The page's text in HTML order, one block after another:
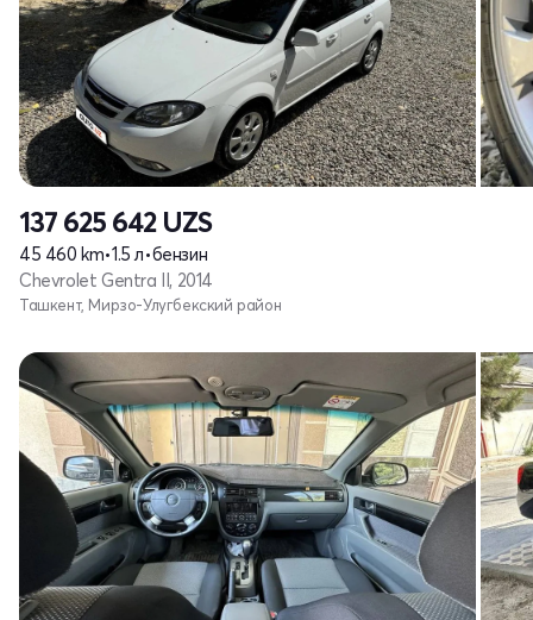
137 625 642 UZS
45 460 km•1.5 л•бензин
Chevrolet Gentra II, 2014
Ташкент, Мирзо-Улугбекский район